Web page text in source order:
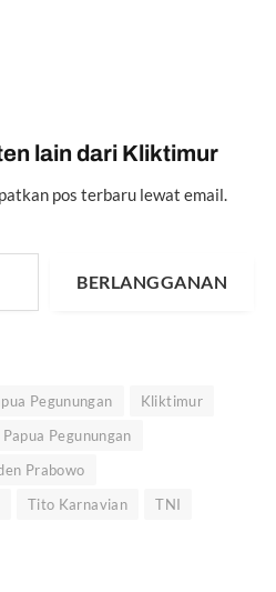
lain dari Kliktimur
pos terbaru lewat email.
BERLANGGANAN
Pegunungan
Kliktimur
Papua Pegunungan
Prabowo
Tito Karnavian
TNI